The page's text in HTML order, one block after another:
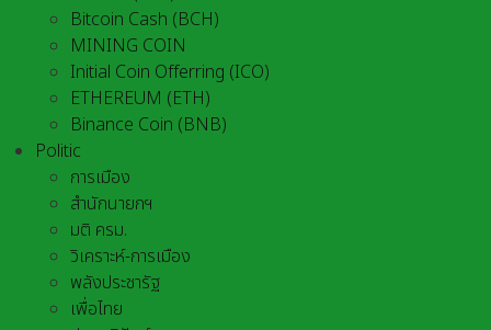
Bitcoin Cash (BCH)
MINING COIN
Initial Coin Offerring (ICO)
ETHEREUM (ETH)
Binance Coin (BNB)
Politic
การเมือง
สำนักนายกฯ
มติ ครม.
วิเคราะห์-การเมือง
พลังประชารัฐ
เพื่อไทย